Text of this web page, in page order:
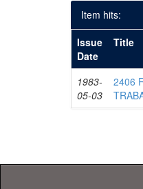
Item hits:
Issue
Date
Title
1983-
05-03
2406